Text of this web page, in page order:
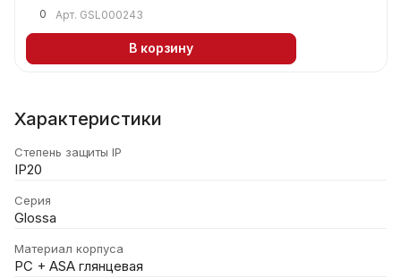
0 Арт. GSL000243
В корзину
Характеристики
Степень защиты IP
IP20
Серия
Glossa
Материал корпуса
PC + ASA глянцевая